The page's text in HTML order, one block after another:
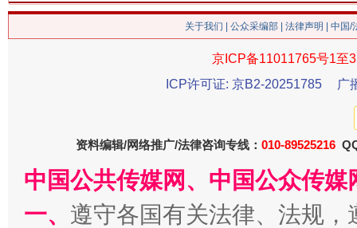
今
关于我们 公众采编部 法律声明 | 中国
京ICP备11011765号1至
ICP许可证: 京B2-20251785
广
资料编辑/网络推广/法律咨询专线： 010-89525216
中国公共传媒网、中国公众传
一、 遵守各国有关法律、法规